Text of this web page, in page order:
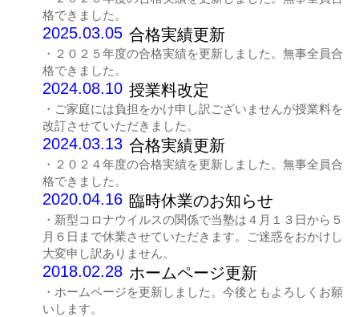
格できました。
2025.03.05 合格実績更新
・２０２５年度の合格実績を更新しました。無事全員合
格できました。
2024.08.10 授業料改定
・ご家庭には負担をかけ申し訳ございませんが授業料を
改訂させていただきました。
2024.03.13 合格実績更新
・２０２４年度の合格実績を更新しました。無事全員合
格できました。
2020.04.16 臨時休業のお知らせ
・新型コロナウイルスの関係で当塾は４月１３日から５
月６日まで休業させていただきます。ご迷惑をおかけし
大変申し訳ありません。
2018.02.28 ホームページ更新
・ホームページを更新しました。今後ともよろしくお願
いします。